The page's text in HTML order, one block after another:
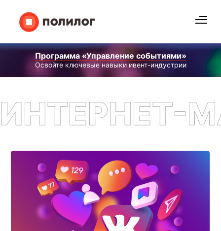
Программа «Управление событиями»
Освойте ключевые навыки ивент-индустрии
ИНТЕРНЕТ-